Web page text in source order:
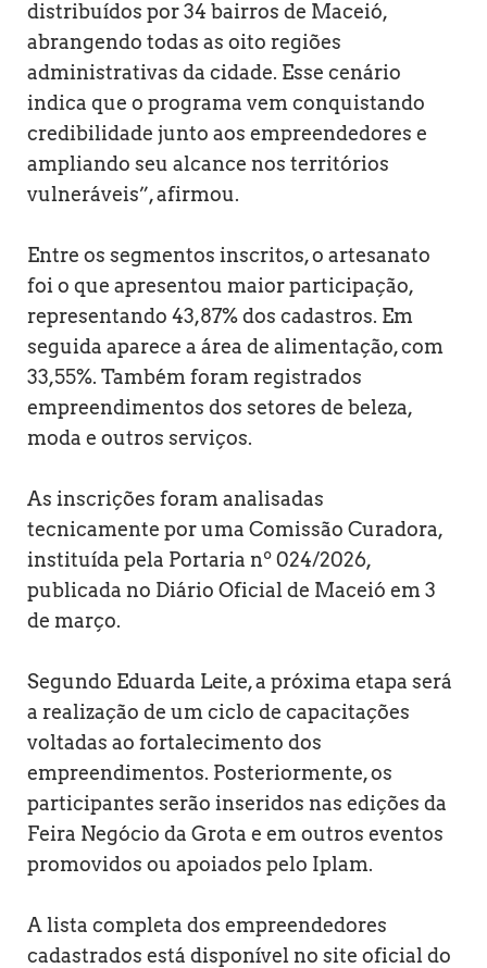
distribuídos por 34 bairros de Maceió,
abrangendo todas as oito regiões
administrativas da cidade. Esse cenário
indica que o programa vem conquistando
credibilidade junto aos empreendedores e
ampliando seu alcance nos territórios
vulneráveis”, afirmou.
Entre os segmentos inscritos, o artesanato
foi o que apresentou maior participação,
representando 43,87% dos cadastros. Em
seguida aparece a área de alimentação, com
33,55%. Também foram registrados
empreendimentos dos setores de beleza,
moda e outros serviços.
As inscrições foram analisadas
tecnicamente por uma Comissão Curadora,
instituída pela Portaria nº 024/2026,
publicada no Diário Oficial de Maceió em 3
de março.
Segundo Eduarda Leite, a próxima etapa será
a realização de um ciclo de capacitações
voltadas ao fortalecimento dos
empreendimentos. Posteriormente, os
participantes serão inseridos nas edições da
Feira Negócio da Grota e em outros eventos
promovidos ou apoiados pelo Iplam.
A lista completa dos empreendedores
cadastrados está disponível no site oficial do